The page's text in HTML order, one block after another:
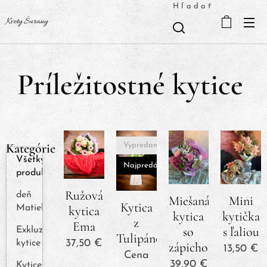
Kvety Šurany
Hľadať
Príležitostné kytice
Kategórie
Všetky
produkty
deň
Matiek
Exkluzívne
kytice
Ružová
kytica
Ema
37,50 €
Kytica
z
Tulipánov
Vypredané
Najpredávanejšie
Cena
Miešaná
kytica
so
zápichom
39,90€
Mini
kytička
s ľaliou
13,50 €